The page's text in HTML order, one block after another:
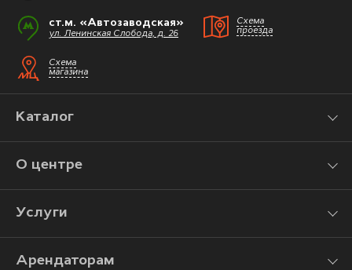
ст.м. «Автозаводская»
ул. Ленинская Слобода, д. 26
Схема
проезда
Схема
магазина
Каталог
О центре
Услуги
Арендаторам